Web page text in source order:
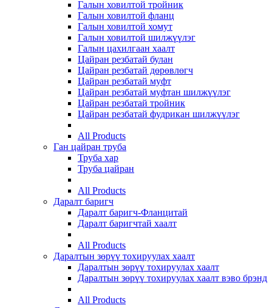
Галын ховилтой тройник
Галын ховилтой фланц
Галын ховилтой хомут
Галын ховилтой шилжүүлэг
Галын цахилгаан хаалт
Цайран резбатай булан
Цайран резбатай дөрөвлөгч
Цайран резбатай муфт
Цайран резбатай муфтан шилжүүлэг
Цайран резбатай тройник
Цайран резбатай фудрикан шилжүүлэг
All Products
Ган цайран труба
Труба хар
Труба цайран
All Products
Даралт баригч
Даралт баригч-Фланцитай
Даралт баригчтай хаалт
All Products
Даралтын зөрүү тохируулах хаалт
Даралтын зөрүү тохируулах хаалт
Даралтын зөрүү тохируулах хаалт вэво брэнд
All Products